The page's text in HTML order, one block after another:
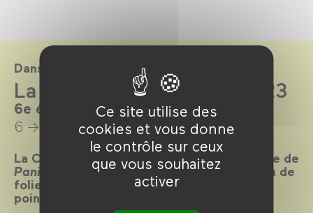
Ce site utilise des
cookies et vous donne
le contrôle sur ceux
que vous souhaitez
activer
Dans le cadre de
La Colo Panic! Cinéma 2023
6e édition. Du 6 au 9 juillet 2023.
6 → 9 juillet 2023
La Colo, épisode 6. Une fois encore, l’équipe de
Panic !
vous a concocté une programmation de
folie pour cette nouvelle édition, véritable
point d'orgue de la saison.